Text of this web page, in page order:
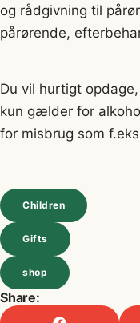
og rådgivning til
pårørende,
Du vil hurtigt
kun gælder for
for misbrug som
Children
Gifts
shop
Share: